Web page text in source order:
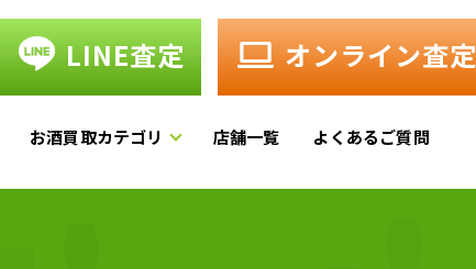
LINE査定 オンライン査定
お酒買取カテゴリ 店舗一覧 よくあるご質問